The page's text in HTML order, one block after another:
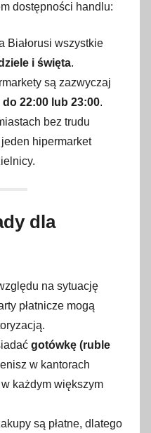
dostępności handlu:
Białorusi wszystkie
i święta.
są zazwyczaj
22:00 lub 23:00.
bez trudu
hipermarket
dla
na sytuację
płatnicze mogą
gotówkę (ruble
w kantorach
każdym większym
są płatne, dlatego